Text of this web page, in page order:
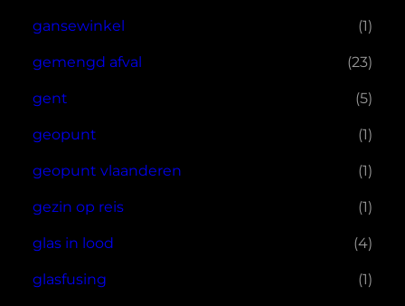
gansewinkel (1)
gemengd afval (23)
gent (5)
geopunt (1)
geopunt vlaanderen (1)
gezin op reis (1)
glas in lood (4)
glasfusing (1)